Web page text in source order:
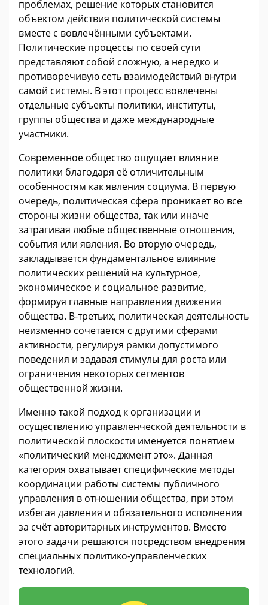
проблемах, решение которых становится
объектом действия политической системы
вместе с вовлечёнными субъектами.
Политические процессы по своей сути
представляют собой сложную, а нередко и
противоречивую сеть взаимодействий внутри
самой системы. В этот процесс вовлечены
отдельные субъекты политики, институты,
группы общества и даже международные
участники.
Современное общество ощущает влияние
политики благодаря её отличительным
особенностям как явления социума. В первую
очередь, политическая сфера проникает во все
стороны жизни общества, так или иначе
затрагивая любые общественные отношения,
события или явления. Во вторую очередь,
закладывается фундаментальное влияние
политических решений на культурное,
экономическое и социальное развитие,
формируя главные направления движения
общества. В-третьих, политическая деятельность
неизменно сочетается с другими сферами
активности, регулируя рамки допустимого
поведения и задавая стимулы для роста или
ограничения некоторых сегментов
общественной жизни.
Именно такой подход к организации и
осуществлению управленческой деятельности в
политической плоскости именуется понятием
«политический менеджмент это». Данная
категория охватывает специфические методы
координации работы системы публичного
управления в отношении общества, при этом
избегая давления и обязательного исполнения
за счёт авторитарных инструментов. Вместо
этого задачи решаются посредством внедрения
специальных политико-управленческих
технологий.